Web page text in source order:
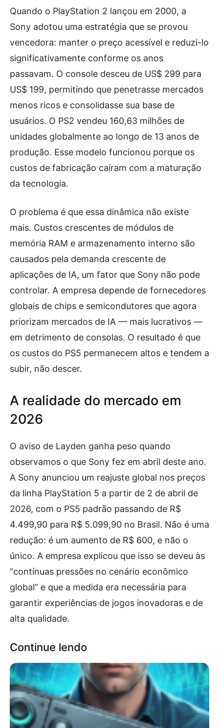
Quando o PlayStation 2 lançou em 2000, a
Sony adotou uma estratégia que se provou
vencedora: manter o preço acessível e reduzi-lo
significativamente conforme os anos
passavam. O console desceu de US$ 299 para
US$ 199, permitindo que penetrasse mercados
menos ricos e consolidasse sua base de
usuários. O PS2 vendeu 160,63 milhões de
unidades globalmente ao longo de 13 anos de
produção. Esse modelo funcionou porque os
custos de fabricação caíram com a maturação
da tecnologia.
O problema é que essa dinâmica não existe
mais. Custos crescentes de módulos de
memória RAM e armazenamento interno são
causados pela demanda crescente de
aplicações de IA, um fator que Sony não pode
controlar. A empresa depende de fornecedores
globais de chips e semicondutores que agora
priorizam mercados de IA — mais lucrativos —
em detrimento de consolas. O resultado é que
os custos do PS5 permanecem altos e tendem a
subir, não descer.
A realidade do mercado em
2026
O aviso de Layden ganha peso quando
observamos o que Sony fez em abril deste ano.
A Sony anunciou um reajuste global nos preços
da linha PlayStation 5 a partir de 2 de abril de
2026, com o PS5 padrão passando de R$
4.499,90 para R$ 5.099,90 no Brasil. Não é uma
redução: é um aumento de R$ 600, e não o
único. A empresa explicou que isso se deveu às
“contínuas pressões no cenário econômico
global” e que a medida era necessária para
garantir experiências de jogos inovadoras e de
alta qualidade.
Continue lendo